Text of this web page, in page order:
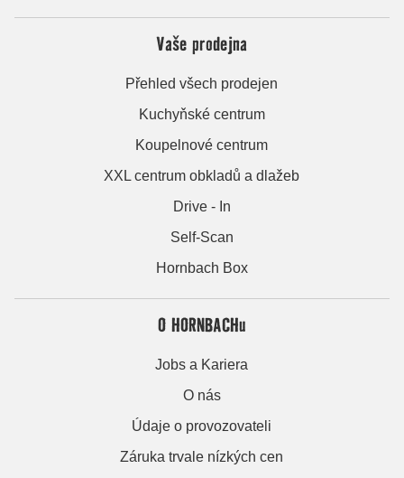
Vaše prodejna
Přehled všech prodejen
Kuchyňské centrum
Koupelnové centrum
XXL centrum obkladů a dlažeb
Drive - In
Self-Scan
Hornbach Box
O HORNBACHu
Jobs a Kariera
O nás
Údaje o provozovateli
Záruka trvale nízkých cen